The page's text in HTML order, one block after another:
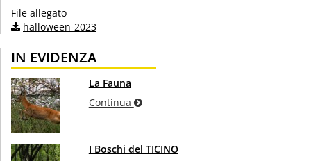
File allegato
halloween-2023
IN EVIDENZA
La Fauna
Continua
I Boschi del TICINO